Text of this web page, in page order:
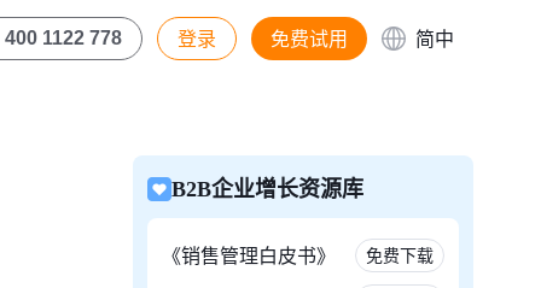
400 1122 778 登录 免费试用 简中
B2B企业增长资源库
《销售管理白皮书》 免费下载